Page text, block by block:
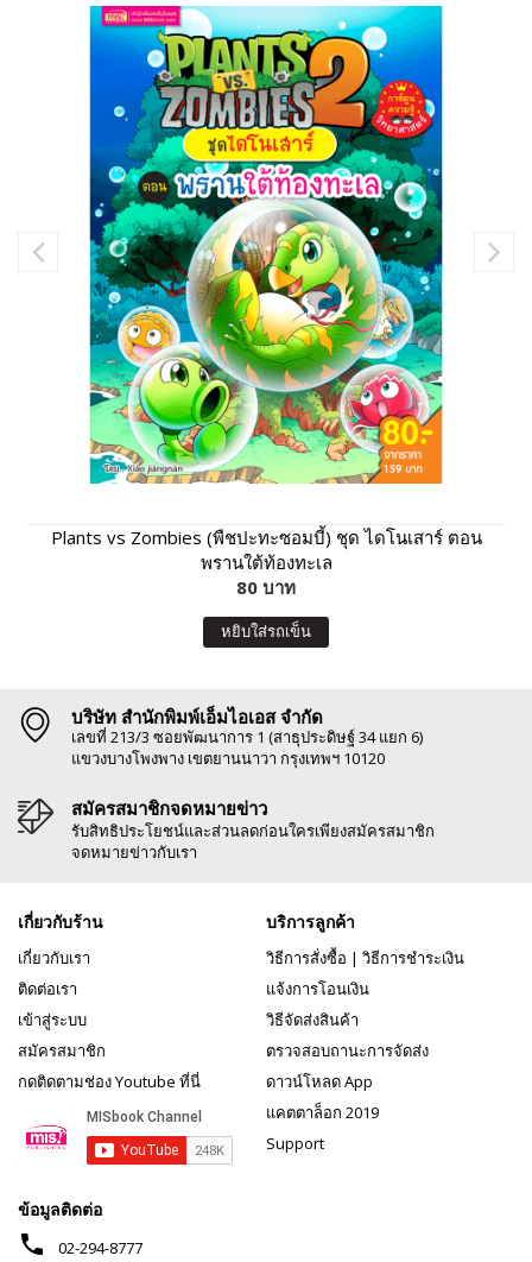
Plants vs Zombies (พืชปะทะซอมบี้) ชุด ไดโนเสาร์ ตอน
พรานใต้ท้องทะเล
80 บาท
หยิบใส่รถเข็น
บริษัท สำนักพิมพ์เอ็มไอเอส จำกัด
เลขที่ 213/3 ซอยพัฒนาการ 1 (สาธุประดิษฐ์ 34 แยก 6)
แขวงบางโพงพาง เขตยานนาวา กรุงเทพฯ 10120
สมัครสมาชิกจดหมายข่าว
รับสิทธิประโยชน์และส่วนลดก่อนใครเพียงสมัครสมาชิก
จดหมายข่าวกับเรา
เกี่ยวกับร้าน
เกี่ยวกับเรา
ติดต่อเรา
เข้าสู่ระบบ
สมัครสมาชิก
กดติดตามช่อง Youtube ที่นี่
บริการลูกค้า
วิธีการสั่งซื้อ | วิธีการชำระเงิน
แจ้งการโอนเงิน
วิธีจัดส่งสินค้า
ตรวจสอบถานะการจัดส่ง
ดาวน์โหลด App
แคตตาล็อก 2019
Support
ข้อมูลติดต่อ
phone 02-294-8777